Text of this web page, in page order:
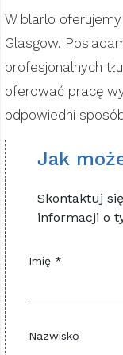
W blarlo
Glasgow.
profesjonalnych
oferować pracę
odpowiedni
Jak
Skontaktuj
informacji o
Imię *
Nazwisko